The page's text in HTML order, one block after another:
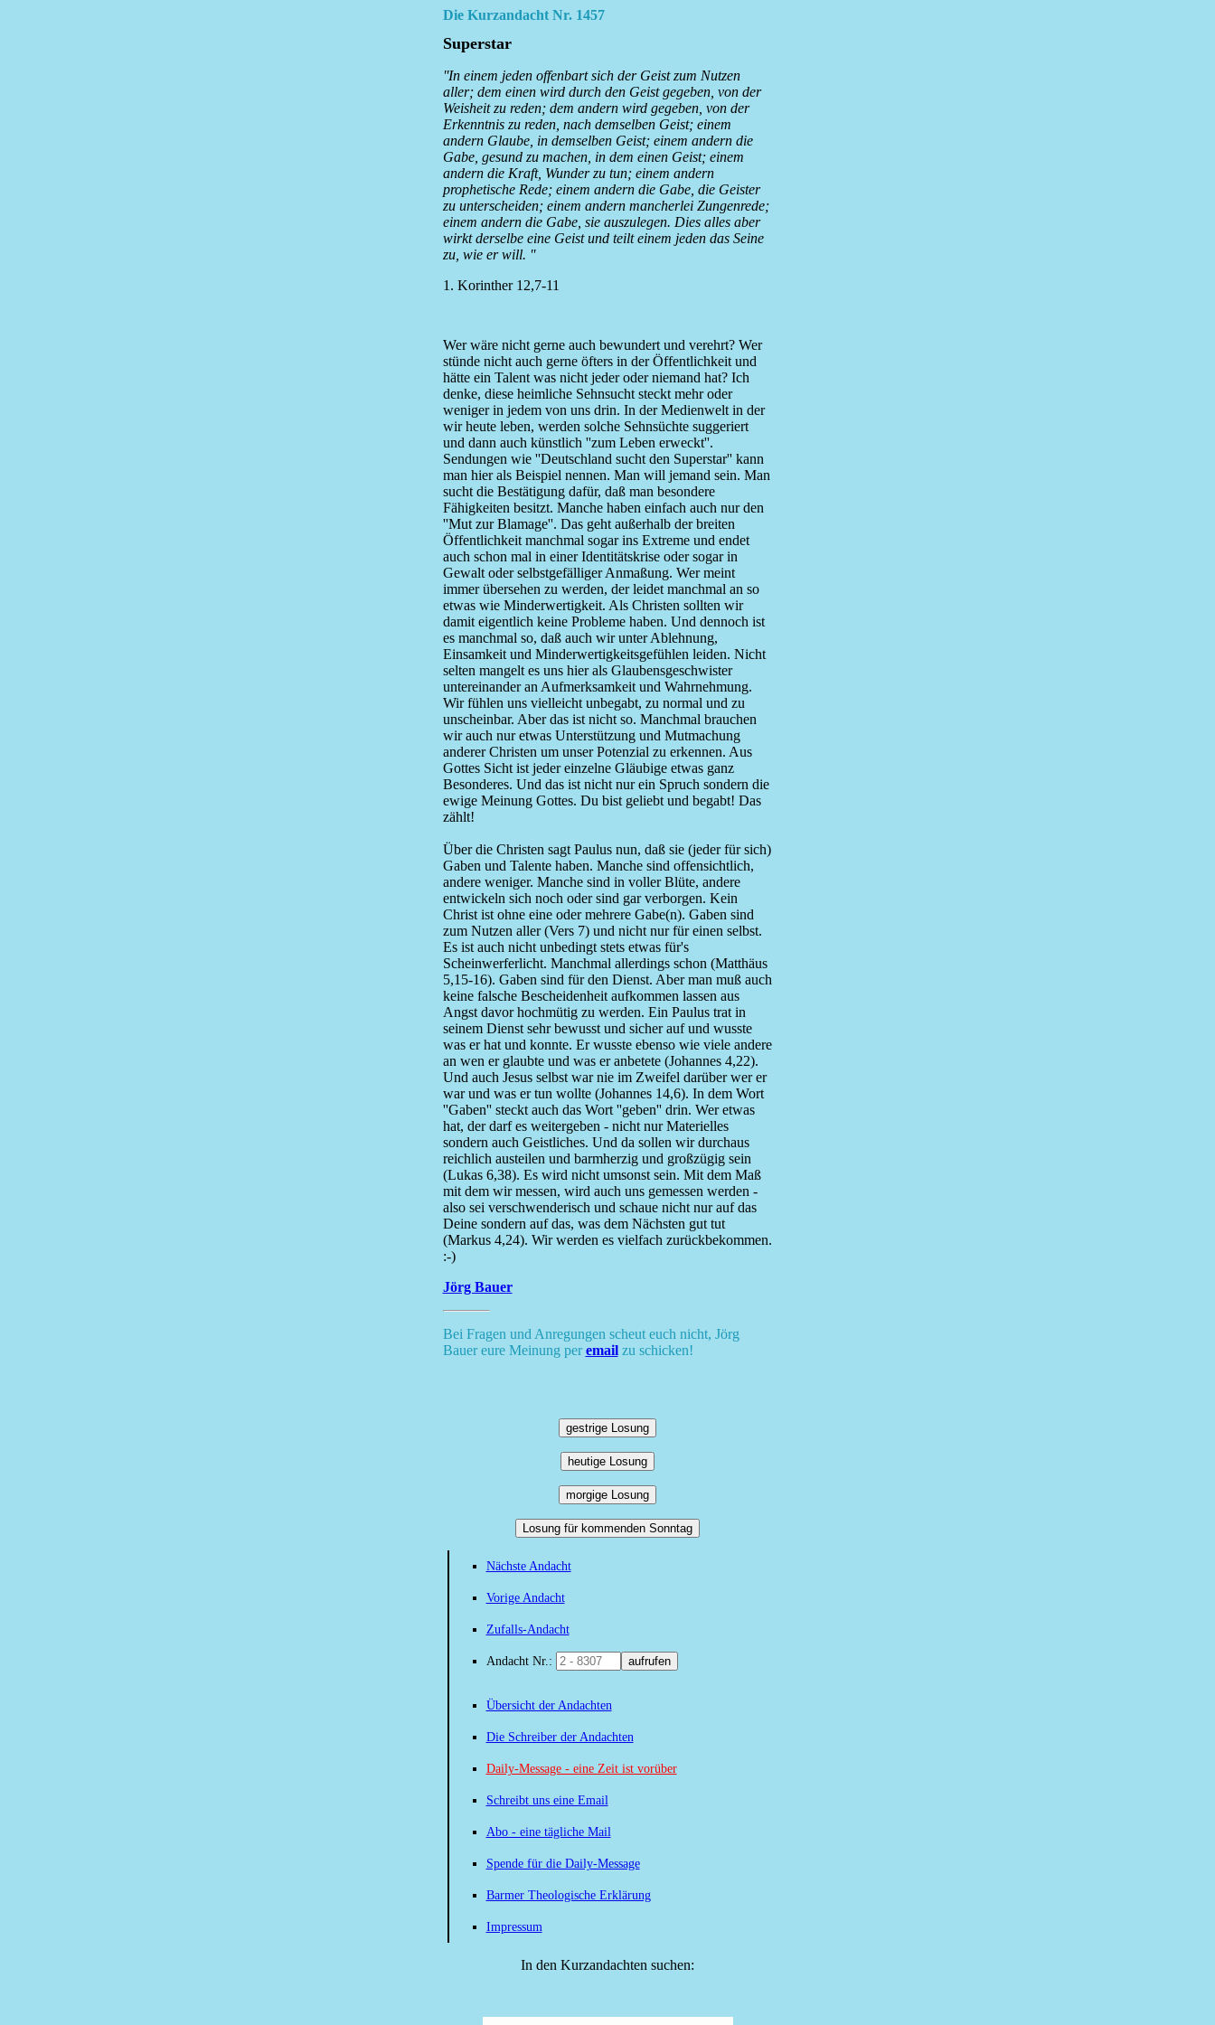
Die Kurzandacht Nr. 1457
Superstar
''In einem jeden offenbart sich der Geist zum Nutzen
aller; dem einen wird durch den Geist gegeben, von der
Weisheit zu reden; dem andern wird gegeben, von der
Erkenntnis zu reden, nach demselben Geist; einem
andern Glaube, in demselben Geist; einem andern die
Gabe, gesund zu machen, in dem einen Geist; einem
andern die Kraft, Wunder zu tun; einem andern
prophetische Rede; einem andern die Gabe, die Geister
zu unterscheiden; einem andern mancherlei Zungenrede;
einem andern die Gabe, sie auszulegen. Dies alles aber
wirkt derselbe eine Geist und teilt einem jeden das Seine
zu, wie er will. ''
1. Korinther 12,7-11
Wer wäre nicht gerne auch bewundert und verehrt? Wer
stünde nicht auch gerne öfters in der Öffentlichkeit und
hätte ein Talent was nicht jeder oder niemand hat? Ich
denke, diese heimliche Sehnsucht steckt mehr oder
weniger in jedem von uns drin. In der Medienwelt in der
wir heute leben, werden solche Sehnsüchte suggeriert
und dann auch künstlich ''zum Leben erweckt''.
Sendungen wie ''Deutschland sucht den Superstar'' kann
man hier als Beispiel nennen. Man will jemand sein. Man
sucht die Bestätigung dafür, daß man besondere
Fähigkeiten besitzt. Manche haben einfach auch nur den
''Mut zur Blamage''. Das geht außerhalb der breiten
Öffentlichkeit manchmal sogar ins Extreme und endet
auch schon mal in einer Identitätskrise oder sogar in
Gewalt oder selbstgefälliger Anmaßung. Wer meint
immer übersehen zu werden, der leidet manchmal an so
etwas wie Minderwertigkeit. Als Christen sollten wir
damit eigentlich keine Probleme haben. Und dennoch ist
es manchmal so, daß auch wir unter Ablehnung,
Einsamkeit und Minderwertigkeitsgefühlen leiden. Nicht
selten mangelt es uns hier als Glaubensgeschwister
untereinander an Aufmerksamkeit und Wahrnehmung.
Wir fühlen uns vielleicht unbegabt, zu normal und zu
unscheinbar. Aber das ist nicht so. Manchmal brauchen
wir auch nur etwas Unterstützung und Mutmachung
anderer Christen um unser Potenzial zu erkennen. Aus
Gottes Sicht ist jeder einzelne Gläubige etwas ganz
Besonderes. Und das ist nicht nur ein Spruch sondern die
ewige Meinung Gottes. Du bist geliebt und begabt! Das
zählt!
Über die Christen sagt Paulus nun, daß sie (jeder für sich)
Gaben und Talente haben. Manche sind offensichtlich,
andere weniger. Manche sind in voller Blüte, andere
entwickeln sich noch oder sind gar verborgen. Kein
Christ ist ohne eine oder mehrere Gabe(n). Gaben sind
zum Nutzen aller (Vers 7) und nicht nur für einen selbst.
Es ist auch nicht unbedingt stets etwas für's
Scheinwerferlicht. Manchmal allerdings schon (Matthäus
5,15-16). Gaben sind für den Dienst. Aber man muß auch
keine falsche Bescheidenheit aufkommen lassen aus
Angst davor hochmütig zu werden. Ein Paulus trat in
seinem Dienst sehr bewusst und sicher auf und wusste
was er hat und konnte. Er wusste ebenso wie viele andere
an wen er glaubte und was er anbetete (Johannes 4,22).
Und auch Jesus selbst war nie im Zweifel darüber wer er
war und was er tun wollte (Johannes 14,6). In dem Wort
''Gaben'' steckt auch das Wort ''geben'' drin. Wer etwas
hat, der darf es weitergeben - nicht nur Materielles
sondern auch Geistliches. Und da sollen wir durchaus
reichlich austeilen und barmherzig und großzügig sein
(Lukas 6,38). Es wird nicht umsonst sein. Mit dem Maß
mit dem wir messen, wird auch uns gemessen werden -
also sei verschwenderisch und schaue nicht nur auf das
Deine sondern auf das, was dem Nächsten gut tut
(Markus 4,24). Wir werden es vielfach zurückbekommen.
:-)
Jörg Bauer
Bei Fragen und Anregungen scheut euch nicht, Jörg
Bauer eure Meinung peremailzu schicken!
gestrige Losung
heutige Losung
morgige Losung
Losung für kommenden Sonntag
Nächste Andacht
Vorige Andacht
Zufalls-Andacht
Andacht Nr.: aufrufen
Übersicht der Andachten
Die Schreiber der Andachten
Daily-Message - eine Zeit ist vorüber
Schreibt uns eine Email
Abo - eine tägliche Mail
Spende für die Daily-Message
Barmer Theologische Erklärung
Impressum
In den Kurzandachten suchen: